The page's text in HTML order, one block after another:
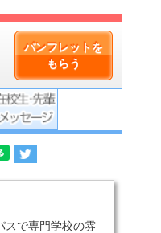
パンフレットを
もらう
スで専門学校の雰